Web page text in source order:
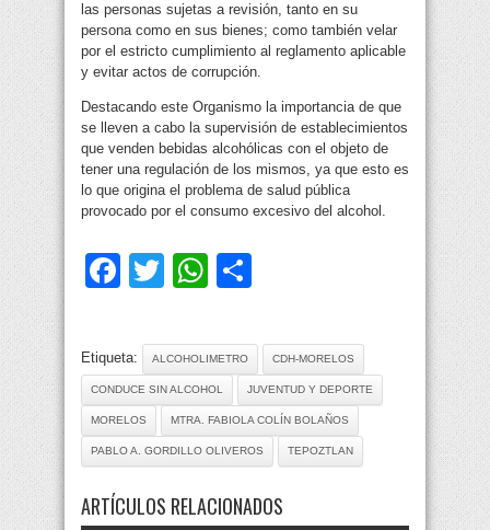
las personas sujetas a revisión, tanto en su
persona como en sus bienes; como también velar
por el estricto cumplimiento al reglamento aplicable
y evitar actos de corrupción.
Destacando este Organismo la importancia de que
se lleven a cabo la supervisión de establecimientos
que venden bebidas alcohólicas con el objeto de
tener una regulación de los mismos, ya que esto es
lo que origina el problema de salud pública
provocado por el consumo excesivo del alcohol.
Facebook
TwitterWhatsApp
Etiqueta: ALCOHOLIMETRO CDH-MORELOS
CONDUCE SIN ALCOHOL JUVENTUD Y DEPORTE
MORELOS MTRA. FABIOLA COLÍN BOLAÑOS
PABLO A. GORDILLO OLIVEROS TEPOZTLAN
ARTÍCULOS RELACIONADOS